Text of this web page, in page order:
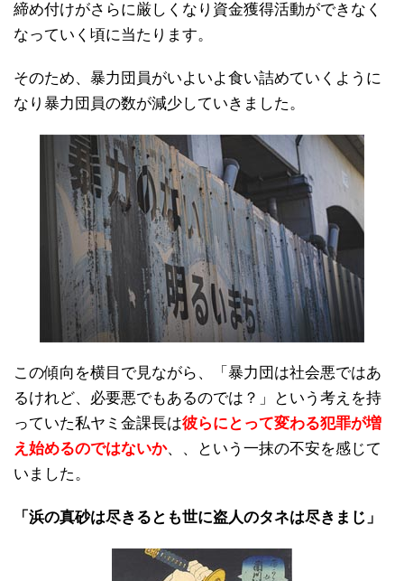
締め付けがさらに厳しくなり資金獲得活動ができなく
なっていく頃に当たります。
そのため、暴力団員がいよいよ食い詰めていくように
なり暴力団員の数が減少していきました。
この傾向を横目で見ながら、「暴力団は社会悪ではあ
るけれど、必要悪でもあるのでは？」という考えを持
っていた私ヤミ金課長は彼らにとって変わる犯罪が増
え始めるのではないか、、という一抹の不安を感じて
いました。
「浜の真砂は尽きるとも世に盗人のタネは尽きまじ」